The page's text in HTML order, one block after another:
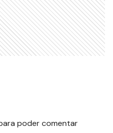
poder comentar